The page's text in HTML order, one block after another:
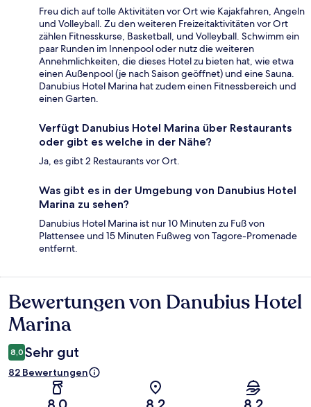
Freu dich auf tolle Aktivitäten vor Ort wie Kajakfahren, Angeln
und Volleyball. Zu den weiteren Freizeitaktivitäten vor Ort
zählen Fitnesskurse, Basketball, und Volleyball. Schwimm ein
paar Runden im Innenpool oder nutz die weiteren
Annehmlichkeiten, die dieses Hotel zu bieten hat, wie etwa
einen Außenpool (je nach Saison geöffnet) und eine Sauna.
Danubius Hotel Marina hat zudem einen Fitnessbereich und
einen Garten.
Verfügt Danubius Hotel Marina über Restaurants
oder gibt es welche in der Nähe?
Ja, es gibt 2 Restaurants vor Ort.
Was gibt es in der Umgebung von Danubius Hotel
Marina zu sehen?
Danubius Hotel Marina ist nur 10 Minuten zu Fuß von
Plattensee und 15 Minuten Fußweg von Tagore-Promenade
entfernt.
Bewertungen
Bewertungen von Danubius Hotel
Marina
8,0 Sehr gut
82 Bewertungen